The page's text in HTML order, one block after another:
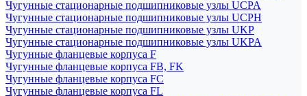
Чугунные стационарные подшипниковые узлы UCPA
Чугунные стационарные подшипниковые узлы UCPH
Чугунные стационарные подшипниковые узлы UKP
Чугунные стационарные подшипниковые узлы UKPA
Чугунные фланцевые корпуса F
Чугунные фланцевые корпуса FB, FK
Чугунные фланцевые корпуса FC
Чугунные фланцевые корпуса FL